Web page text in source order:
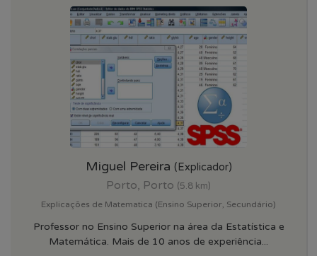
Miguel Pereira (Explicador)
Porto, Porto (5.8 km)
Explicações de Matematica (Ensino Superior, Secundário)
Professor no Ensino Superior na área da Estatística e
Matemática. Mais de 10 anos de experiência...